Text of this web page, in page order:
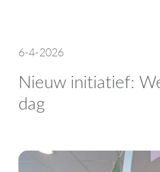
6-4-2026
Nieuw initiatief:
dag